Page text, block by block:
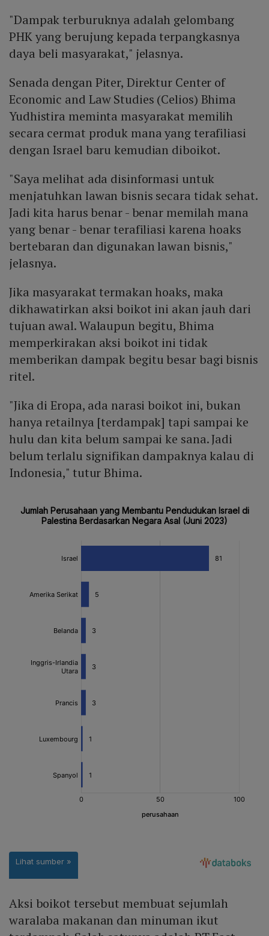
"Dampak terburuknya adalah gelombang
PHK yang berujung kepada terpangkasnya
daya beli masyarakat," jelasnya.
Senada dengan Piter, Direktur Center of
Economic and Law Studies (Celios) Bhima
Yudhistira meminta masyarakat memilih
secara cermat produk mana yang terafiliasi
dengan Israel baru kemudian diboikot.
"Saya melihat ada disinformasi untuk
menjatuhkan lawan bisnis secara tidak sehat.
Jadi kita harus benar - benar memilah mana
yang benar - benar terafiliasi karena hoaks
bertebaran dan digunakan lawan bisnis,"
jelasnya.
Jika masyarakat termakan hoaks, maka
dikhawatirkan aksi boikot ini akan jauh dari
tujuan awal. Walaupun begitu, Bhima
memperkirakan aksi boikot ini tidak
memberikan dampak begitu besar bagi bisnis
ritel.
"Jika di Eropa, ada narasi boikot ini, bukan
hanya retailnya [terdampak] tapi sampai ke
hulu dan kita belum sampai ke sana. Jadi
belum terlalu signifikan dampaknya kalau di
Indonesia," tutur Bhima.
Aksi boikot tersebut membuat sejumlah
waralaba makanan dan minuman ikut